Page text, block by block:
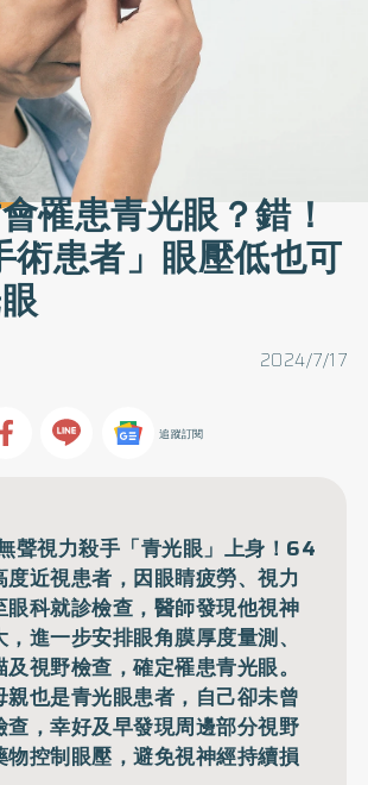
罹患青光眼？錯！
術患者」眼壓低也可
2024/7/17
追蹤訂閱
聲視力殺手「青光眼」上身！64
近視患者，因眼睛疲勞、視力
眼科就診檢查，醫師發現他視神
進一步安排眼角膜厚度量測、
視野檢查，確定罹患青光眼。
親也是青光眼患者，自己卻未曾
查，幸好及早發現周邊部分視野
物控制眼壓，避免視神經持續損